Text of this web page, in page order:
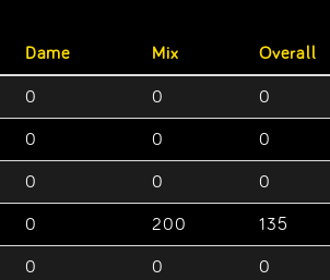
Dame Mix Overall
0 0 0
0 0 0
0 0 0
0 200 135
0 0 0